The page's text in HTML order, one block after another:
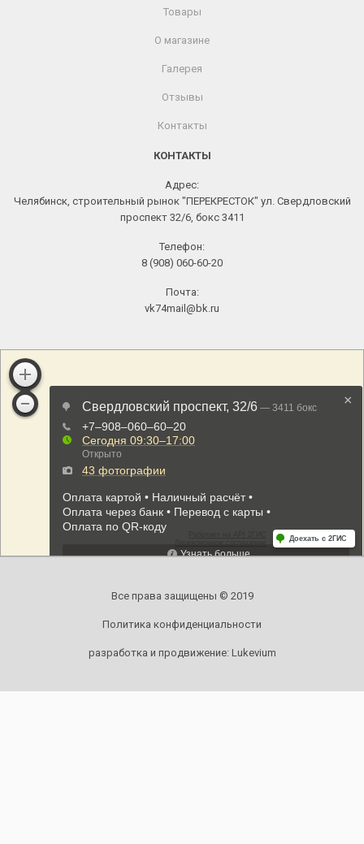
Товары
О магазине
Галерея
Отзывы
Контакты
КОНТАКТЫ
Адрес:
Челябинск, строительный рынок "ПЕРЕКРЕСТОК" ул. Свердловский
проспект 32/6, бокс 3411
Телефон:
8 (908) 060-60-20
Почта:
vk74mail@bk.ru
Все права защищены © 2019
Политика конфиденциальности
разработка и продвижение: Lukevium